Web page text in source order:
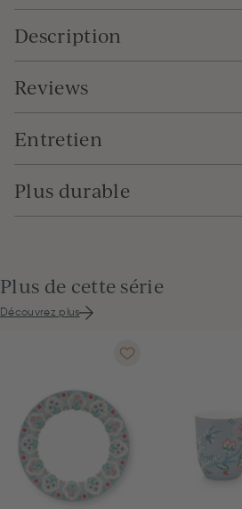
Description
Reviews
Entretien
Plus durable
Plus de cette série
Découvrez plus